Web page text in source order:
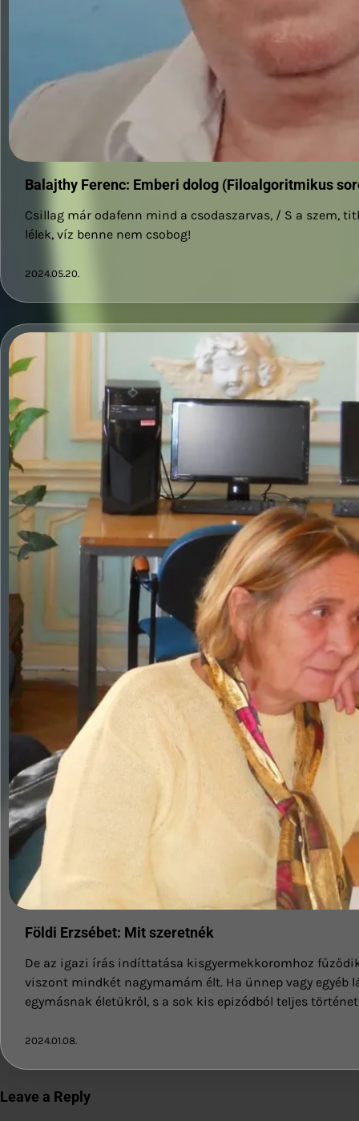
Balajthy Ferenc: Emberi dolog (Filoalgoritmikus
Csillag már odafenn mind a csodaszarvas, / S a szem,
lélek, víz benne nem csobog!
2024.05.20.
Földi Erzsébet: Mit szeretnék
De az igazi írás indíttatása kisgyermekkoromhoz
viszont mindkét nagymamám élt. Ha ünnep vagy egyéb
egymásnak életükről, s a sok kis epizódból teljes
2024.01.08.
Leave a Reply